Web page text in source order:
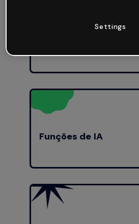
Funções de IA
Settings